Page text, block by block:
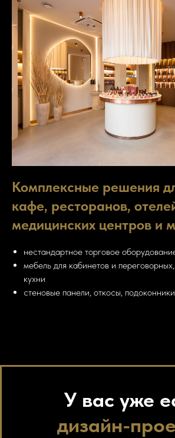
Комплексные решения
кафе, ресторанов,
медицинских центров и
нестандартное торговое
мебель для кабинетов и
кухни
стеновые панели, откосы,
У вас уже
дизайн-